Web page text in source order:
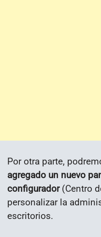
Por otra parte,
agregado un nuevo
configurador(Centro
personalizar la
escritorios.